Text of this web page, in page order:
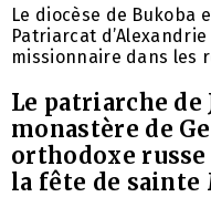
Le diocèse de Bukoba
Patriarcat
missionnaire dans les
Le patriarche
monastère de
orthodoxe
la fête de